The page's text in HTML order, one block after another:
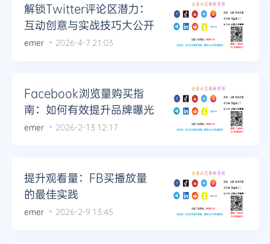
解锁Twitter评论区潜力：
互动创意与实战技巧大公开
emer 2026-4-7 21:03
Facebook浏览量购买指
南：如何有效提升品牌曝光
emer 2026-2-13 12:17
提升观看量：FB买播放量
的最佳实践
emer 2026-2-9 13:45